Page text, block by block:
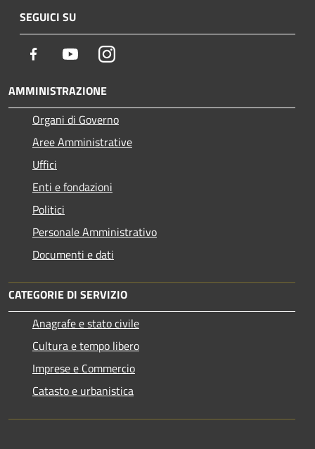
SEGUICI SU
Facebook YoutubeInstagram
AMMINISTRAZIONE
Organi di Governo
Aree Amministrative
Uffici
Enti e fondazioni
Politici
Personale Amministrativo
Documenti e dati
CATEGORIE DI SERVIZIO
Anagrafe e stato civile
Cultura e tempo libero
Imprese e Commercio
Catasto e urbanistica